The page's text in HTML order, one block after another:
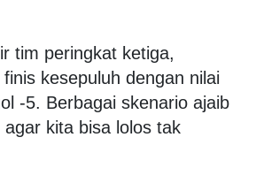
tim peringkat ketiga,
kesepuluh dengan nilai
-5. Berbagai skenario ajaib
kita bisa lolos tak